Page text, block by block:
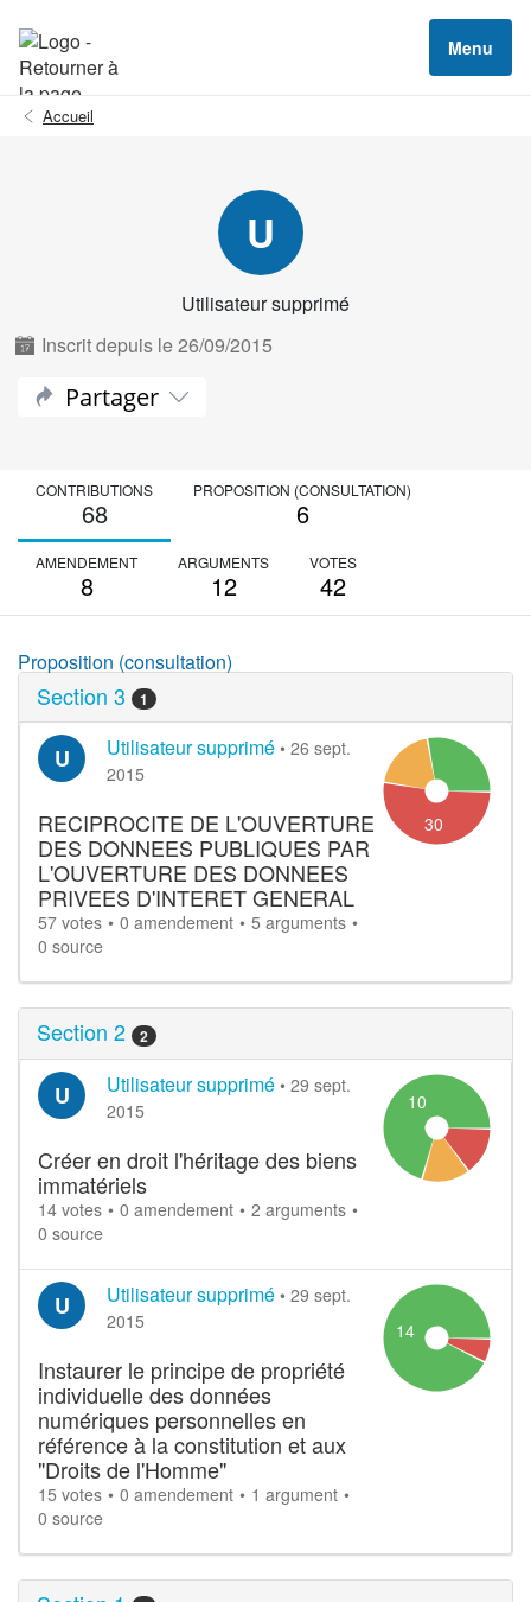
Menu
Accueil
U
Utilisateur supprimé
Inscrit depuis le 26/09/2015
Partager
CONTRIBUTIONS
68
PROPOSITION (CONSULTATION)
6
AMENDEMENT
8
ARGUMENTS
12
VOTES
42
Proposition (consultation)
Section 3 1
U Utilisateur supprimé • 26 sept.
2015
RECIPROCITE DE L'OUVERTURE
DES DONNEES PUBLIQUES PAR
L'OUVERTURE DES DONNEES
PRIVEES D'INTERET GENERAL
57 votes 0 amendement
5 arguments
0 source
30
Section 2 2
U Utilisateur supprimé • 29 sept.
2015
Créer en droit l'héritage des biens
immatériels
14 votes 0 amendement
2 arguments
0 source
10
U Utilisateur supprimé • 29 sept.
2015
Instaurer le principe de propriété
individuelle des données
numériques personnelles en
référence à la constitution et aux
"Droits de l'Homme"
15 votes 0 amendement
1 argument
0 source
14